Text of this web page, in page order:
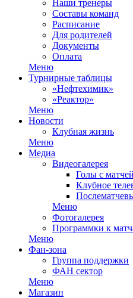
Наши тренеры
Составы команд
Расписание
Для родителей
Документы
Оплата
Меню
Турнирные таблицы
«Нефтехимик»
«Реактор»
Меню
Новости
Клубная жизнь
Меню
Медиа
Видеогалерея
Голы с матчей
Клубное
Меню
Фотогалерея
Программки к
Меню
Фан-зона
Группа поддержки
ФАН сектор
Меню
Магазин